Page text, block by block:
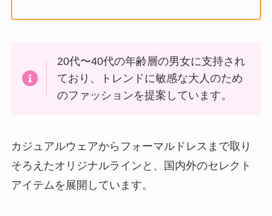
20代〜40代の年齢層の男女に支持され
ており、トレンドに敏感な大人のため
のファッションを提案しています。
カジュアルウェアからフォーマルドレスまで取り
そろえたオリジナルラインと、国内外のセレクト
アイテムを展開しています。